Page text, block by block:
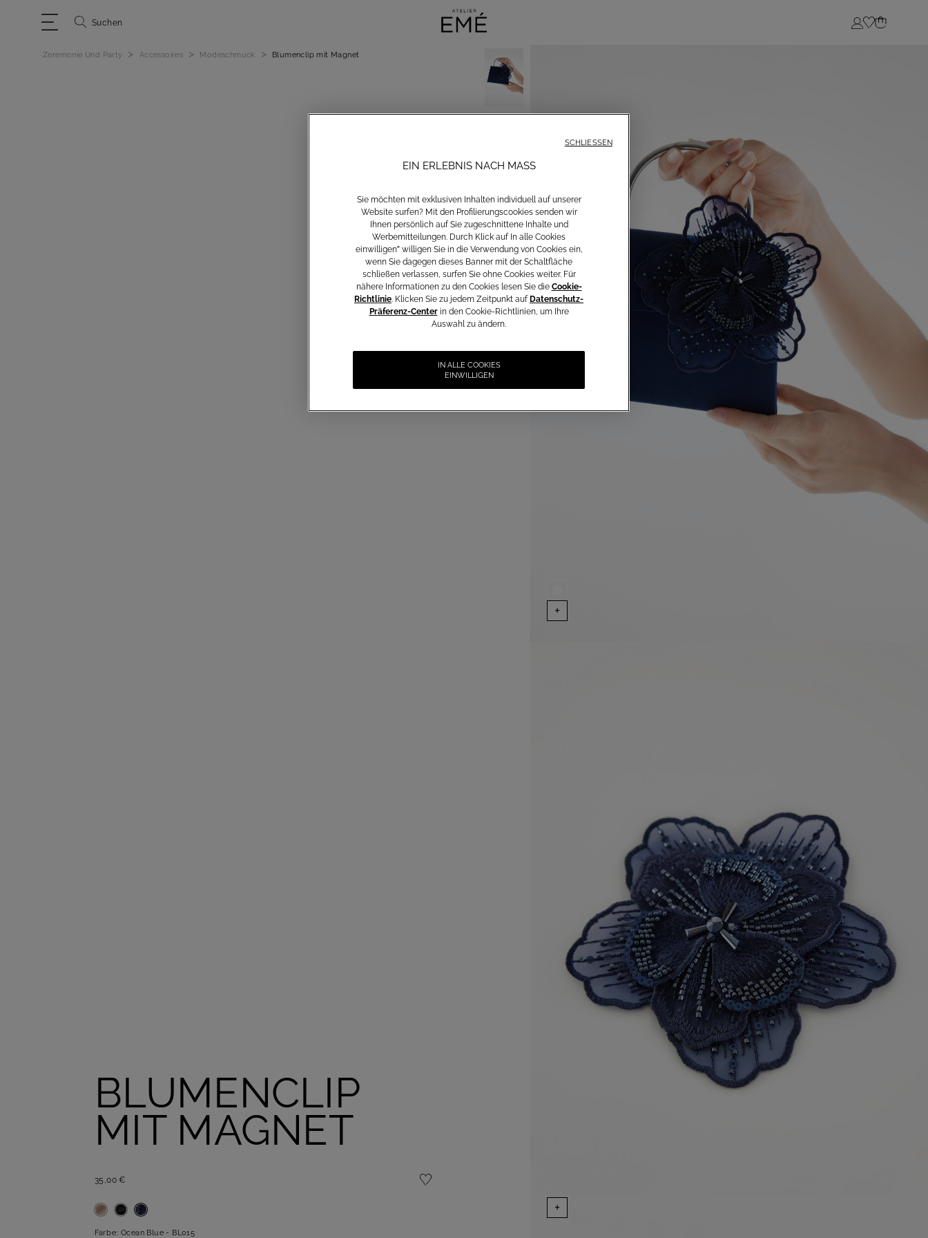
Suchen Login
Zeremonie Und Party > Accessoires > Modeschmuck > Blumenclip mit Magnet
BLUMENCLIP
MIT MAGNET
35,00 €
Farbe: Ocean Blue - BL015
Vervollständige den Look
+
Vervollständige den Look
+
EIN ERLEBNIS NACH MASS
Sie möchten mit exklusiven Inhalten individuell auf unserer
Website surfen? Mit den Profilierungscookies senden wir
Ihnen persönlich auf Sie zugeschnittene Inhalte und
Werbemitteilungen. Durch Klick auf In alle Cookies
einwilligen‟ willigen Sie in die Verwendung von Cookies ein,
wenn Sie dagegen dieses Banner mit der Schaltfläche
schließen verlassen, surfen Sie ohne Cookies weiter. Für
nähere Informationen zu den Cookies lesen Sie die Cookie-
Richtlinie. Klicken Sie zu jedem Zeitpunkt auf Datenschutz-
Präferenz-Centerin den Cookie-Richtlinien, um Ihre
Auswahl zu ändern.
IN ALLE COOKIES
EINWILLIGEN
SCHLIESSEN